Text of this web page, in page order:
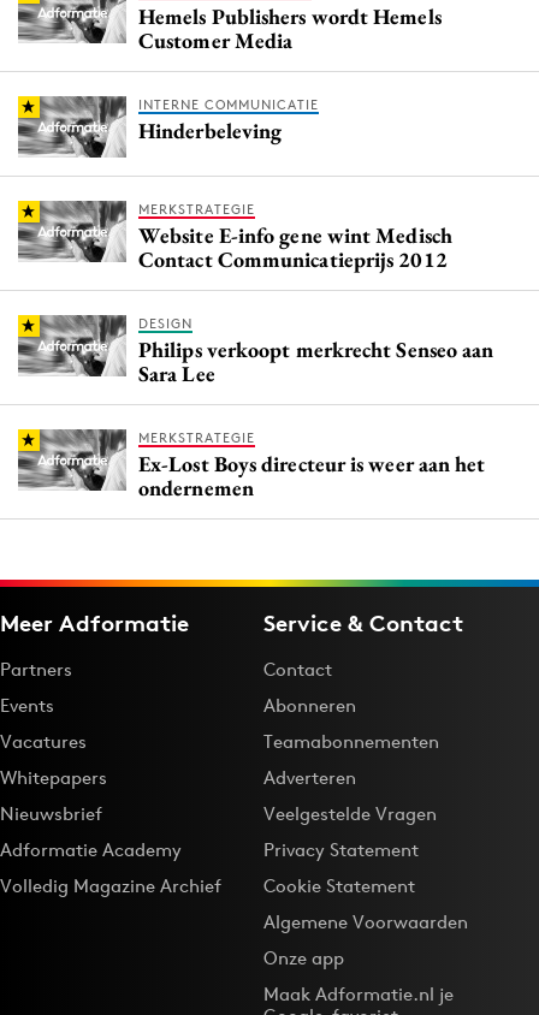
Hemels Publishers wordt Hemels
Customer Media
INTERNE COMMUNICATIE
Hinderbeleving
MERKSTRATEGIE
Website E-info gene wint Medisch
Contact Communicatieprijs 2012
DESIGN
Philips verkoopt merkrecht Senseo aan
Sara Lee
MERKSTRATEGIE
Ex-Lost Boys directeur is weer aan het
ondernemen
Meer Adformatie
Partners
Events
Vacatures
Whitepapers
Nieuwsbrief
Adformatie Academy
Volledig Magazine Archief
Service & Contact
Contact
Abonneren
Teamabonnementen
Adverteren
Veelgestelde Vragen
Privacy Statement
Cookie Statement
Algemene Voorwaarden
Onze app
Maak Adformatie.nl je